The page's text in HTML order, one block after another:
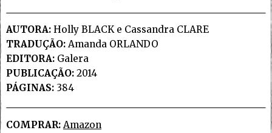
AUTORA: Holly BLACK e Cassandra CLARE
TRADUÇÃO: Amanda ORLANDO
EDITORA: Galera
PUBLICAÇÃO: 2014
PÁGINAS: 384
COMPRAR: Amazon